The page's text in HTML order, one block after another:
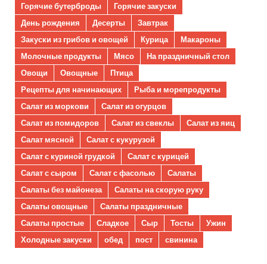
Горячие бутерброды
Горячие закуски
День рождения
Десерты
Завтрак
Закуски из грибов и овощей
Курица
Макароны
Молочные продукты
Мясо
На праздничный стол
Овощи
Овощные
Птица
Рецепты для начинающих
Рыба и морепродукты
Салат из моркови
Салат из огурцов
Салат из помидоров
Салат из свеклы
Салат из яиц
Салат мясной
Салат с кукурузой
Салат с куриной грудкой
Салат с курицей
Салат с сыром
Салат с фасолью
Салаты
Салаты без майонеза
Салаты на скорую руку
Салаты овощные
Салаты праздничные
Салаты простые
Сладкое Сыр Тосты
Ужин
Холодные закуски
обед пост свинина